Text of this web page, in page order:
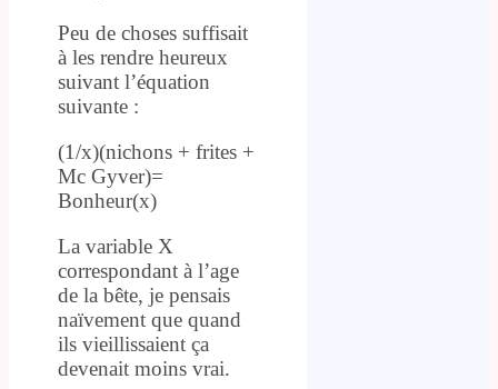
Peu de choses suffisait
à les rendre heureux
suivant l’équation
suivante :
(1/x)(nichons + frites +
Mc Gyver)=
Bonheur(x)
La variable X
correspondant à l’age
de la bête, je pensais
naïvement que quand
ils vieillissaient ça
devenait moins vrai.